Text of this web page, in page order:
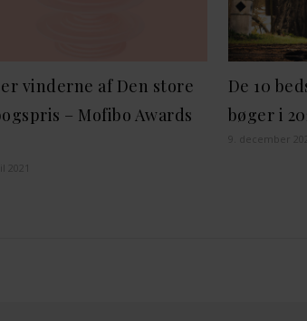
vinderne af Den store
– Mofibo Awards
2021
De 10
bøger i
9. december